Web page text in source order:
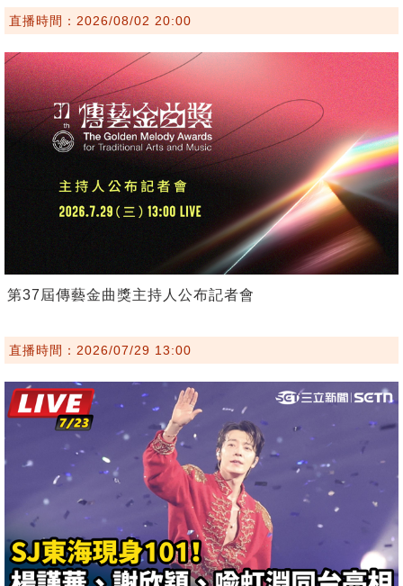
直播時間：2026/08/02 20:00
第37屆傳藝金曲獎主持人公布記者會
直播時間：2026/07/29 13:00